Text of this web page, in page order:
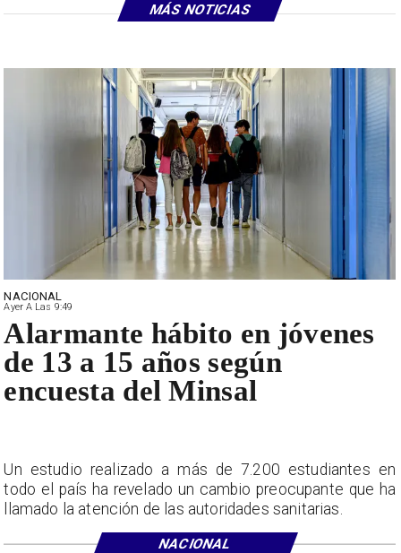
MÁS NOTICIAS
NACIONAL
Ayer A Las 9:49
Alarmante hábito en jóvenes
de 13 a 15 años según
encuesta del Minsal
Un estudio realizado a más de 7.200 estudiantes en
todo el país ha revelado un cambio preocupante que ha
llamado la atención de las autoridades sanitarias.
NACIONAL